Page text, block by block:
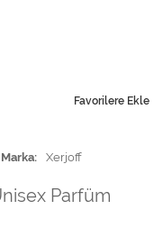
Favorilere Ekle
Marka Xerjoff
Parfüm